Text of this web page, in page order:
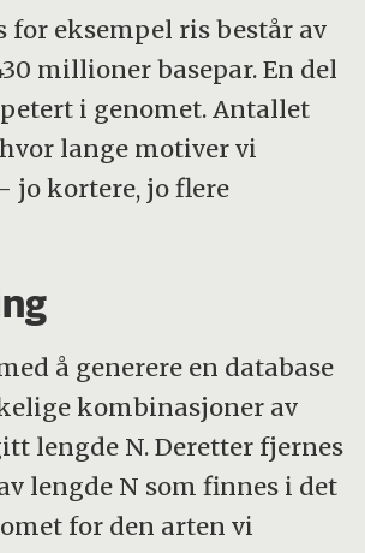
for eksempel ris består av
millioner basepar. En del
i genomet. Antallet
lange motiver vi
jo kortere, jo flere
å generere en database
kombinasjoner av
lengde N. Deretter fjernes
lengde N som finnes i det
for den arten vi